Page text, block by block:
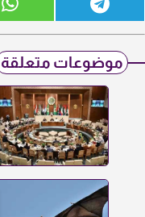
موضوعات متعلقة